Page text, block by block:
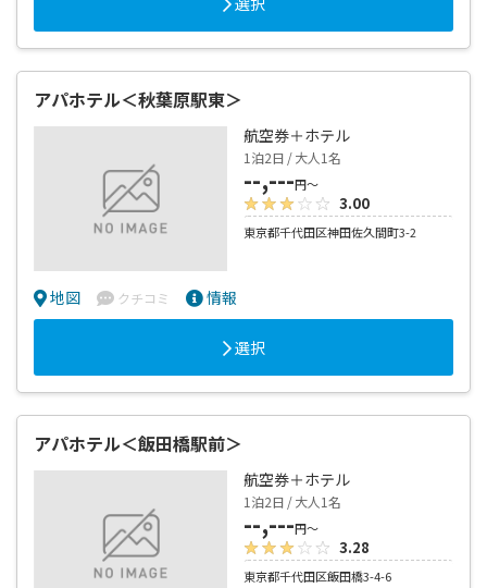
アパホテル＜秋葉原駅東＞
航空券＋ホテル
1泊2日 / 大人1名
--,---円～
3.00
東京都千代田区神田佐久間町3-2
地図 クチコミ 情報
選択
アパホテル＜飯田橋駅前＞
航空券＋ホテル
1泊2日 / 大人1名
--,---円～
3.28
東京都千代田区飯田橋3-4-6